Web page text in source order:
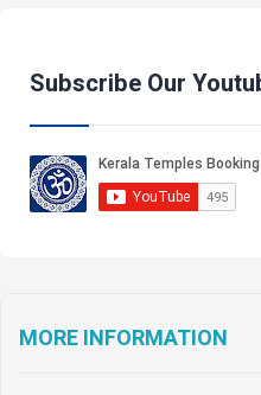
Subscribe Our
MORE INFORMATION